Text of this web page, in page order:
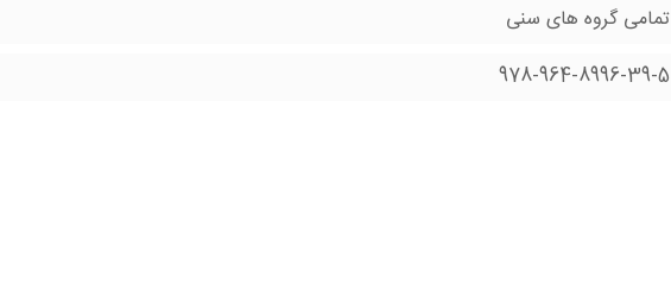
تمامی گروه های سنی
978-964-8996-39-5